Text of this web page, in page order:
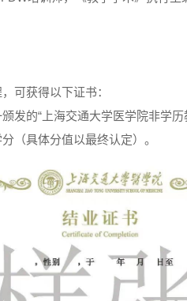
可获得以下证书：
发的“上海交通大学医学院非学历
（具体分值以最终认定）。